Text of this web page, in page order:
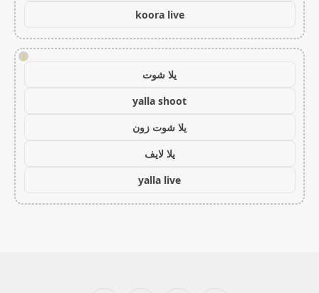
koora live
!
يلا شوت
yalla shoot
يلا شوت زون
يلا لايف
yalla live